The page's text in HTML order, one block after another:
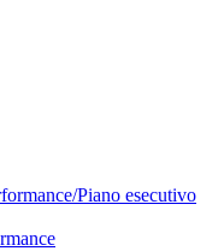
Piano esecutivo